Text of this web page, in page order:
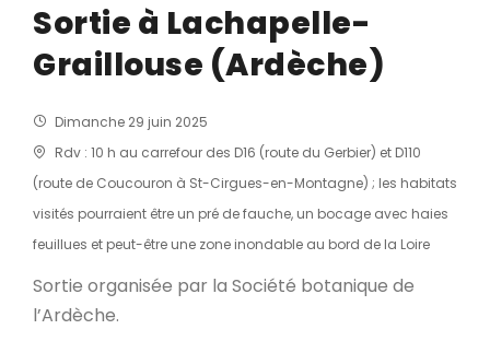
Ressources
Actualités et calendrier
Contact
Sortie à Lachapelle-
Graillouse (Ardèche)
Dimanche 29 juin 2025
Rdv : 10 h au carrefour des D16 (route du Gerbier) et D110
(route de Coucouron à St-Cirgues-en-Montagne) ; les habitats
visités pourraient être un pré de fauche, un bocage avec haies
feuillues et peut-être une zone inondable au bord de la Loire
Sortie organisée par la Société botanique de
l’Ardèche.